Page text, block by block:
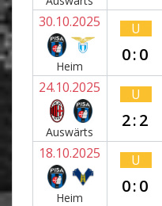
30.10.2025
Heim
U
0:0
24.10.2025
Auswärts
U
2:2
18.10.2025
Heim
U
0:0